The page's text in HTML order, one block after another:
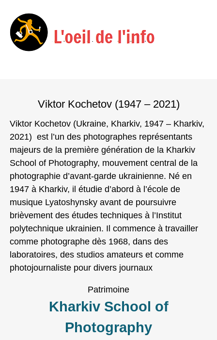
Viktor Kochetov (1947 – 2021)
Viktor Kochetov (Ukraine, Kharkiv, 1947 – Kharkiv,
2021) est l’un des photographes représentants
majeurs de la première génération de la Kharkiv
School of Photography, mouvement central de la
photographie d’avant‑garde ukrainienne. Né en
1947 à Kharkiv, il étudie d’abord à l’école de
musique Lyatoshynsky avant de poursuivre
brièvement des études techniques à l’Institut
polytechnique ukrainien. Il commence à travailler
comme photographe dès 1968, dans des
laboratoires, des studios amateurs et comme
photojournaliste pour divers journaux
Patrimoine
Kharkiv School of
Photography